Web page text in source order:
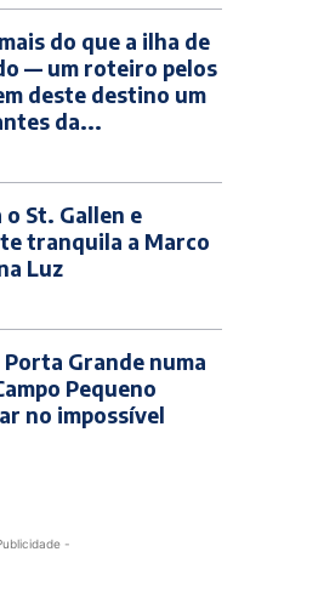
do que a ilha de
— um roteiro pelos
deste destino um
da...
St. Gallen e
tranquila a Marco
Luz
Grande numa
Pequeno
no impossível
-